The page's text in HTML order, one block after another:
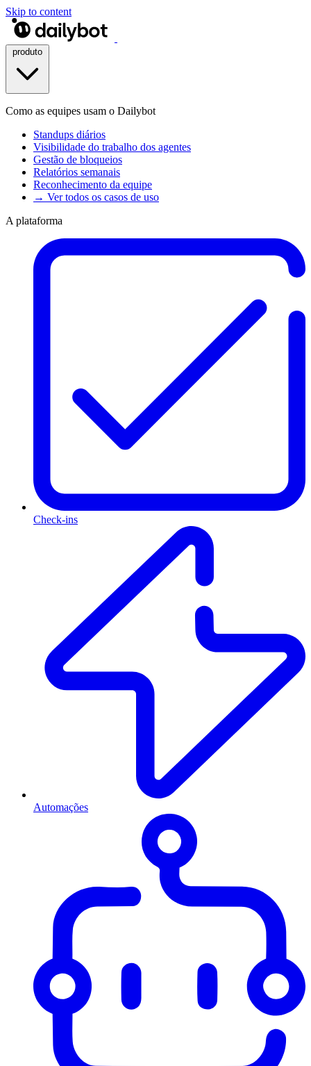
Skip to content
Como as equipes usam o Dailybot
Standups diários
Visibilidade do trabalho dos agentes
Gestão de bloqueios
Relatórios semanais
Reconhecimento da equipe
→ Ver todos os casos de uso
A plataforma
Check-ins
Automações